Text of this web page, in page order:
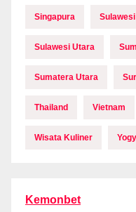
Singapura Sulawesi
Sulawesi Utara
Sumatera Utara
Thailand Vietnam
Wisata Kuliner
Kemonbet